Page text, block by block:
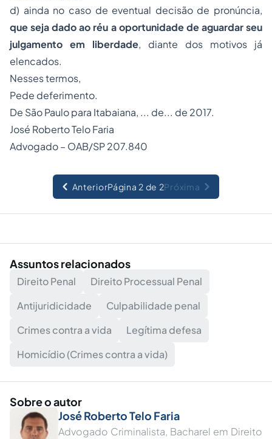
d) ainda no caso de eventual decisão de pronúncia,
que seja dado ao réu a oportunidade de aguardar seu
julgamento em liberdade, diante dos motivos já
elencados.
Nesses termos,
Pede deferimento.
De São Paulo para Itabaiana, ... de... de 2017.
José Roberto Telo Faria
Advogado – OAB/SP 207.840
AnteriorPágina 2 de 2Próxima
Assuntos relacionados
Direito Penal
Direito Processual Penal
Antijuridicidade
Culpabilidade penal
Crimes contra a vida
Legítima defesa
Homicídio (Crimes contra a vida)
Sobre o autor
José Roberto Telo Faria
Advogado Criminalista, Bacharel em Direito